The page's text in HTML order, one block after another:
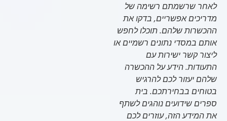
לאחר שרשמתם רשימה של
מדריכים אפשריים, בדקו את
ההכשרות שלהם. תוכלו לחפש
אותם במסדי נתונים רשמיים או
ליצור קשר ישירות עם
התעודות. הידע על ההכשרה
שלהם יעזור לכם להרגיש
בטוחים בבחירתכם. בית
ספרים שידועים נוהגים לשתף
את המידע הזה, עוזרים לכם